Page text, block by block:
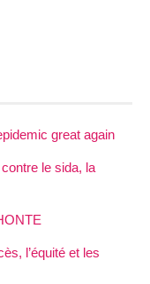
great again
le sida, la
l’équité et les